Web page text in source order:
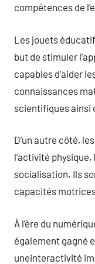
compétences de
Les jouets
but de stimuler
capables d’aider
connaissances
scientifiques ainsi
D’un autre côté,
l’activité
socialisation. Ils
capacités
À l’ère du
également gagné
uneinteractivité